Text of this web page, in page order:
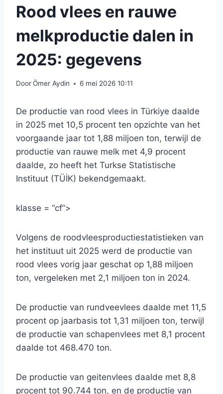
Rood vlees en rauwe
melkproductie dalen in
2025: gegevens
DoorÖmer Aydin 6 mei 2026 10:11
De productie van rood vlees in Türkiye daalde
in 2025 met 10,5 procent ten opzichte van het
voorgaande jaar tot 1,88 miljoen ton, terwijl de
productie van rauwe melk met 4,9 procent
daalde, zo heeft het Turkse Statistische
Instituut (TÜİK) bekendgemaakt.
klasse = “cf”>
Volgens de roodvleesproductiestatistieken van
het instituut uit 2025 werd de productie van
rood vlees vorig jaar geschat op 1,88 miljoen
ton, vergeleken met 2,1 miljoen ton in 2024.
De productie van rundveevlees daalde met 11,5
procent op jaarbasis tot 1,31 miljoen ton, terwijl
de productie van schapenvlees met 8,1 procent
daalde tot 468.470 ton.
De productie van geitenvlees daalde met 8,8
procent tot 90.744 ton, en de productie van